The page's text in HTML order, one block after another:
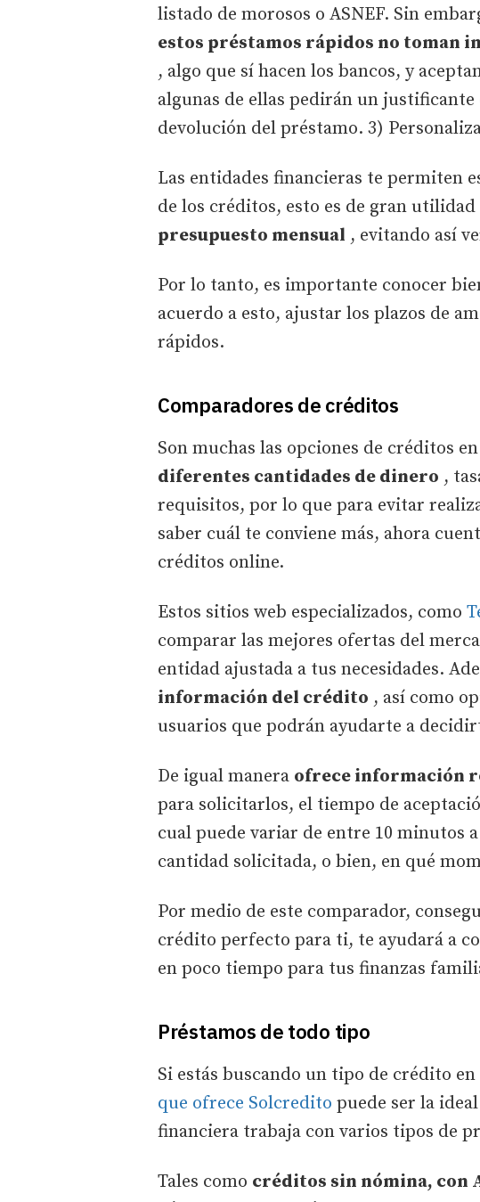
listado de morosos o ASNEF. Sin
estos préstamos rápidos no toman
, algo que sí hacen los bancos, y
algunas de ellas pedirán un justificante
devolución del préstamo. 3)
Las entidades financieras te permiten
de los créditos, esto es de gran
presupuesto mensual , evitando así
Por lo tanto, es importante conocer
acuerdo a esto, ajustar los plazos de
rápidos.
Comparadores de créditos
Son muchas las opciones de créditos
diferentes cantidades de dinero ,
requisitos, por lo que para evitar
saber cuál te conviene más, ahora
créditos online.
Estos sitios web especializados, como
comparar las mejores ofertas del
entidad ajustada a tus necesidades.
información del crédito , así como
usuarios que podrán ayudarte a
De igual manera ofrece información
para solicitarlos, el tiempo de
cual puede variar de entre 10 minutos
cantidad solicitada, o bien, en qué
Por medio de este comparador,
crédito perfecto para ti, te ayudará a
en poco tiempo para tus finanzas
Préstamos de todo tipo
Si estás buscando un tipo de crédito
que ofrece Solcredito puede ser la
financiera trabaja con varios tipos de
Tales como créditos sin nómina, con